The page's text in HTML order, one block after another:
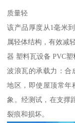
质量轻
该产品厚度从1毫米
属轻体结构，有效减
器 塑料瓦设备 PVC
波浪瓦的承载力：合
地区，即使屋顶常年
象。经测试，在支撑
裂痕和损坏。